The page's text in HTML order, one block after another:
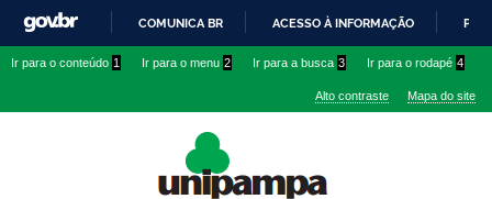
conteúdo
IR
O
COMUNICA BR ACESSO À INFORMAÇÃO
Ir para o conteúdo 1 Ir para o menu 2 Ir para a busca 3 Ir para o rodapé 4
Alto contraste Mapa do site